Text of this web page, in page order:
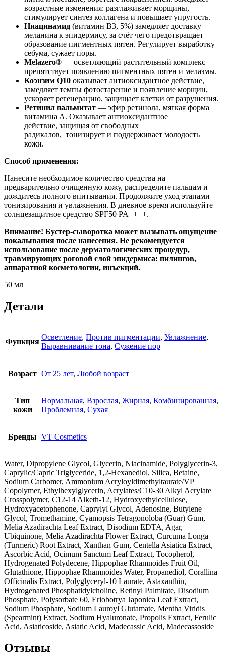
возрастные изменения: разглаживает морщины,
стимулирует синтез коллагена и повышает упругость.
Ниацинамид (витамин B3, 5%) замедляет доставку
меланина к эпидермису, за счёт чего предотвращает
образование пигментных пятен. Регулирует выработку
себума, сужает поры.
Melazero® — осветляющий растительный комплекс —
препятствует появлению пигментных пятен и мелазмы.
Коэнзим Q10 оказывает антиоксидантное действие,
замедляет темпы фотостарение и появление морщин,
ускоряет регенерацию, защищает клетки от разрушения.
Ретинил пальмитат — эфир ретинола, мягкая форма
витамина A. Оказывает антиоксидантное
действие, защищая от свободных
радикалов, тонизирует и поддерживает молодость
кожи.
Способ применения:
Нанесите необходимое количество средства на
предварительно очищенную кожу, распределите пальцам и
дождитесь полного впитывания. Продолжите уход этапами
тонизирования и увлажнения. В дневное время используйте
солнцезащитное средство SPF50 PA++++.
Внимание! Бустер-сыворотка может вызывать ощущение
покалывания после нанесения. Не рекомендуется
использование после дерматологических процедур,
травмирующих роговой слой эпидермиса: пилингов,
аппаратной косметологии, инъекций.
50 мл
Детали
Функция
Осветление, Против пигментации, Увлажнение,
Выравнивание тона, Сужение пор
Возраст От 25 лет, Любой возраст
Тип
кожи
Нормальная, Взрослая, Жирная, Комбинированная,
Проблемная, Сухая
Бренды VT Cosmetics
Water, Dipropylene Glycol, Glycerin, Niacinamide, Polyglycerin-3,
Caprylic/Capric Triglyceride, 1,2-Hexanediol, Silica, Betaine,
Sodium Carbomer, Ammonium Acryloyldimethyltaurate/VP
Copolymer, Ethylhexylglycerin, Acrylates/C10-30 Alkyl Acrylate
Crosspolymer, C12-14 Alketh-12, Hydroxyethylcellulose,
Hydroxyacetophenone, Caprylyl Glycol, Adenosine, Butylene
Glycol, Tromethamine, Cyamopsis Tetragonoloba (Guar) Gum,
Melia Azadirachta Leaf Extract, Disodium EDTA, Agar,
Ubiquinone, Melia Azadirachta Flower Extract, Curcuma Longa
(Turmeric) Root Extract, Xanthan Gum, Centella Asiatica Extract,
Ascorbic Acid, Ocimum Sanctum Leaf Extract, Tocopherol,
Hydrogenated Polydecene, Hippophae Rhamnoides Fruit Oil,
Glutathione, Hippophae Rhamnoides Water, Propanediol, Corallina
Officinalis Extract, Polyglyceryl-10 Laurate, Astaxanthin,
Hydrogenated Phosphatidylcholine, Retinyl Palmitate, Disodium
Phosphate, Polysorbate 60, Eriobotrya Japonica Leaf Extract,
Sodium Phosphate, Sodium Lauroyl Glutamate, Mentha Viridis
(Spearmint) Extract, Sodium Hyaluronate, Propolis Extract, Ferulic
Acid, Asiaticoside, Asiatic Acid, Madecassic Acid, Madecassoside
Отзывы